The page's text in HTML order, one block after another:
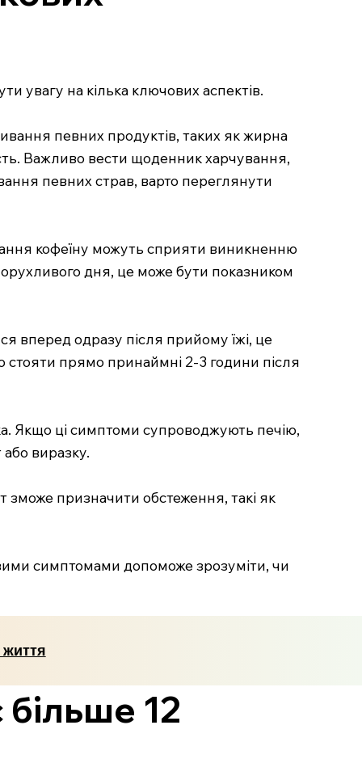
увагу на кілька ключових аспектів.
певних продуктів, таких як жирна
Важливо вести щоденник харчування,
певних страв, варто переглянути
кофеїну можуть сприяти виникненню
дня, це може бути показником
вперед одразу після прийому їжі, це
прямо принаймні 2-3 години після
Якщо ці симптоми супроводжують печію,
виразку.
призначити обстеження, такі як
симптомами допоможе зрозуміти, чи
життя
12